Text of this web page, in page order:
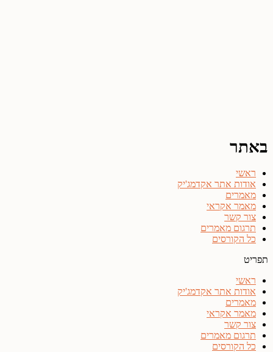
באתר
ראשי
אודות אתר אקדמג'יק
מאמרים
מאמר אקראי
צור קשר
תרגום מאמרים
כל הקורסים
תפריט
ראשי
אודות אתר אקדמג'יק
מאמרים
מאמר אקראי
צור קשר
תרגום מאמרים
כל הקורסים